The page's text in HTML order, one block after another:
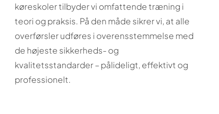
køreskoler tilbyder vi omfattende træning i
teori og praksis. På den måde sikrer vi, at alle
overførsler udføres i overensstemmelse med
de højeste sikkerheds- og
kvalitetsstandarder – pålideligt, effektivt og
professionelt.